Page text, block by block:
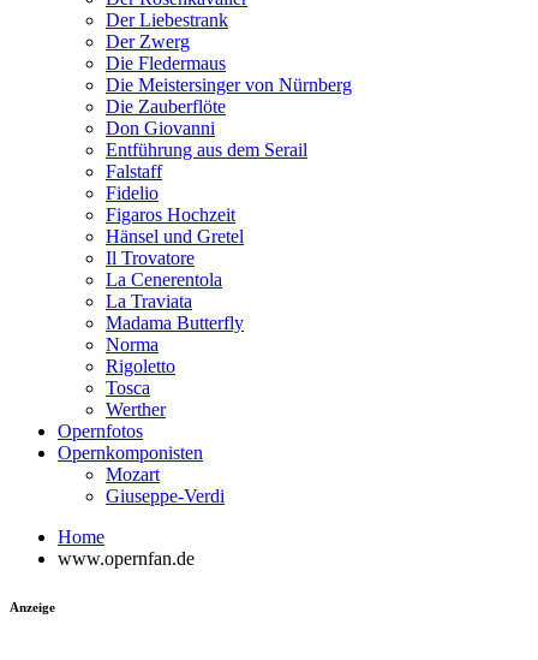
Der Liebestrank
Der Zwerg
Die Fledermaus
Die Meistersinger von Nürnberg
Die Zauberflöte
Don Giovanni
Entführung aus dem Serail
Falstaff
Fidelio
Figaros Hochzeit
Hänsel und Gretel
Il Trovatore
La Cenerentola
La Traviata
Madama Butterfly
Norma
Rigoletto
Tosca
Werther
Opernfotos
Opernkomponisten
Mozart
Giuseppe-Verdi
Home
www.opernfan.de
Anzeige